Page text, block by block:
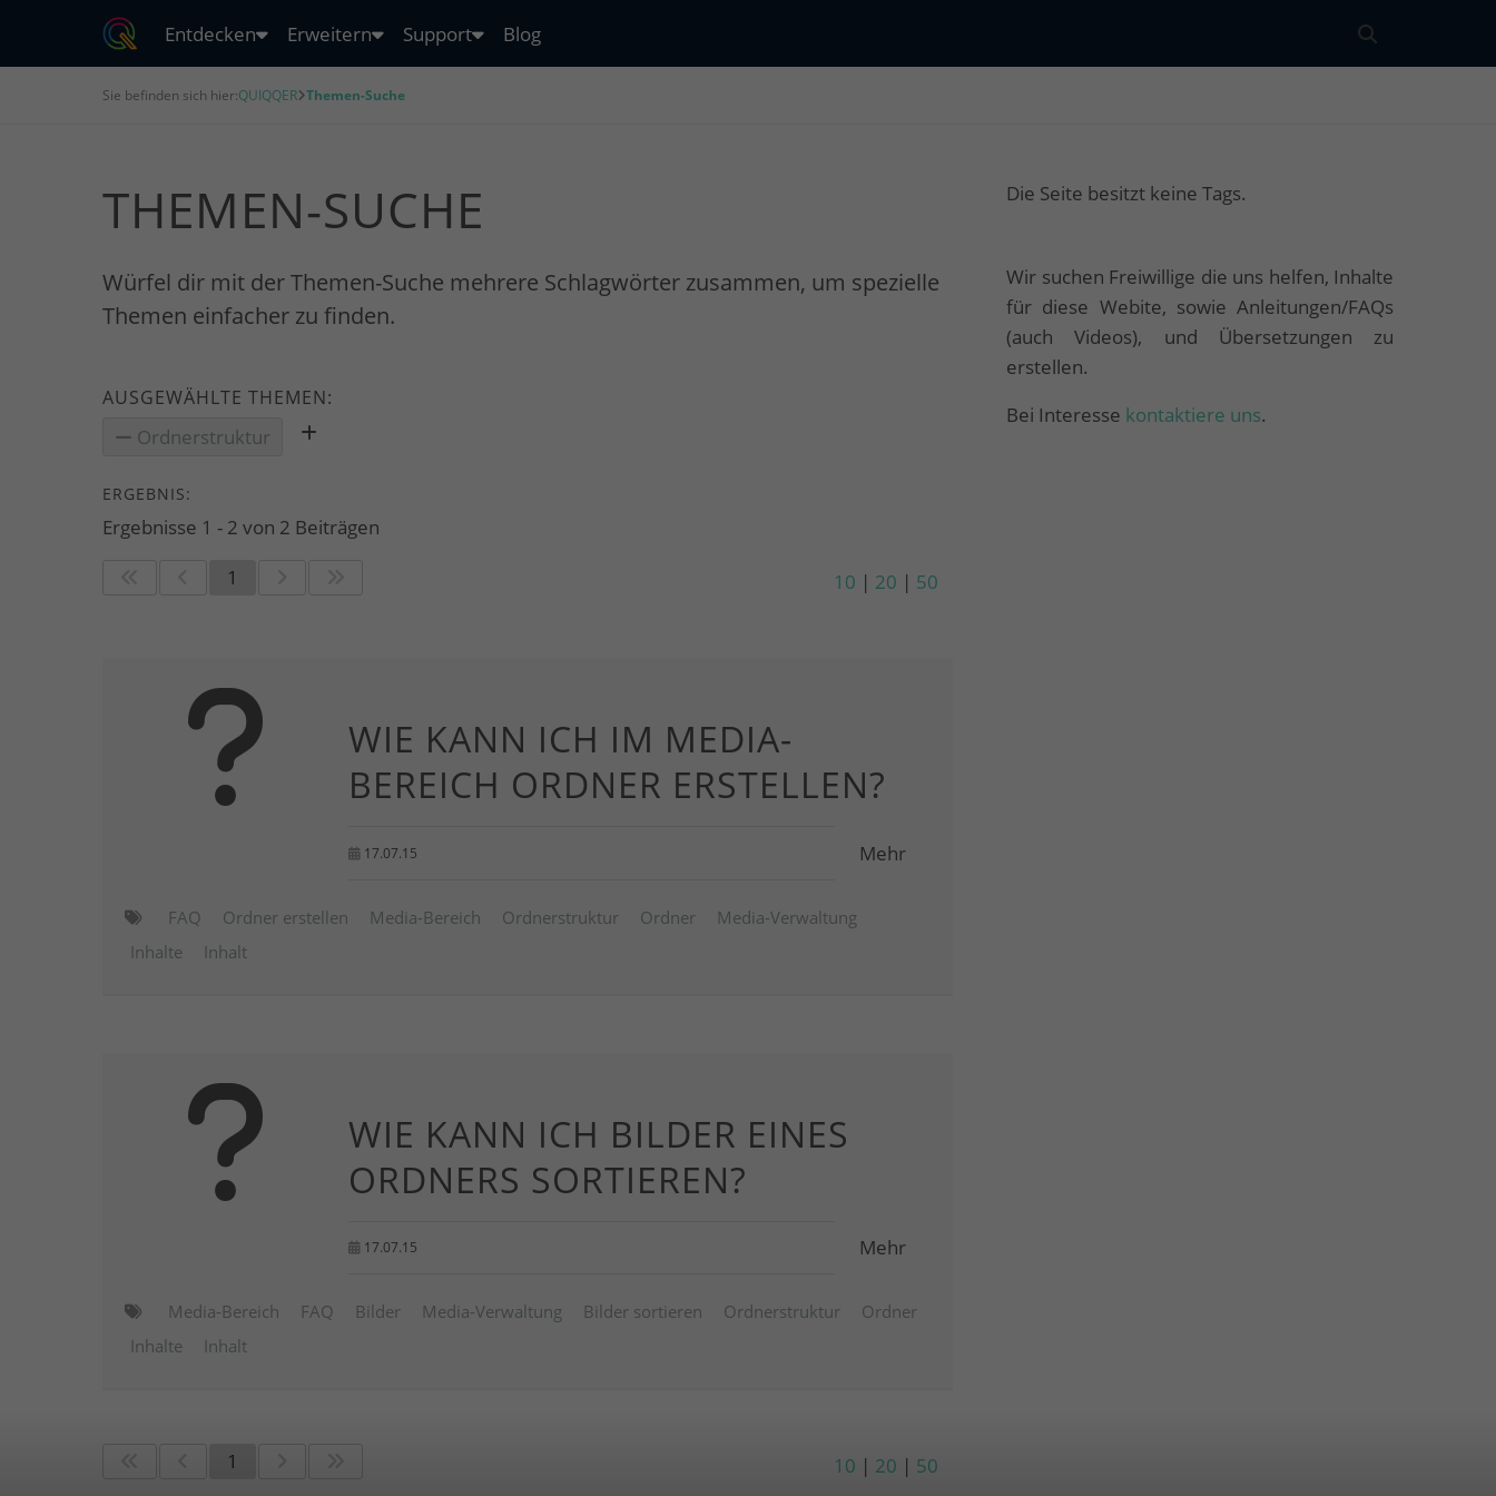
Entdecken Erweitern Support Blog
Sie befinden sich hier:QUIQQER Themen-Suche
THEMEN-SUCHE
Würfel dir mit der Themen-Suche mehrere Schlagwörter zusammen, um spezielle
Themen einfacher zu finden.
AUSGEWÄHLTE THEMEN:
Ordnerstruktur
ERGEBNIS:
Ergebnisse 1 - 2 von 2 Beiträgen
1
10 | 20 | 50
WIE KANN ICH IM MEDIA-
BEREICH ORDNER ERSTELLEN?
17.07.15 Mehr
FAQ Ordner erstellen Media-Bereich Ordnerstruktur Ordner
Media-Verwaltung
Inhalte
Inhalt
WIE KANN ICH BILDER EINES
ORDNERS SORTIEREN?
17.07.15 Mehr
Media-Bereich FAQ Bilder Media-Verwaltung Bilder sortieren Ordnerstruktur
Ordner
Inhalte
Inhalt
1 10 | 20 | 50
Die Seite besitzt keine Tags.
Wir suchen Freiwillige die uns helfen, Inhalte
für diese Webite, sowie Anleitungen/FAQs
(auch Videos), und Übersetzungen zu
erstellen.
Bei Interesse kontaktiere uns.